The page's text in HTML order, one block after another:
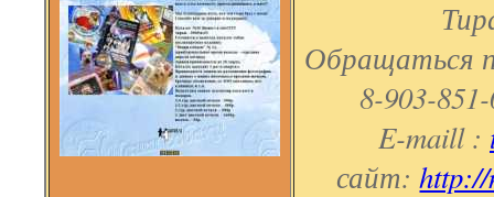
Обращаться
8-903-
E-maill :
сайт: